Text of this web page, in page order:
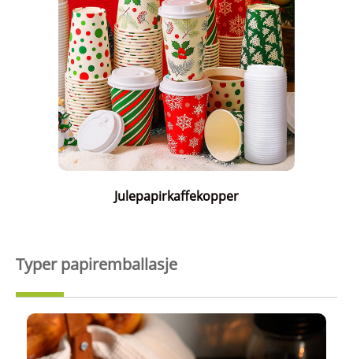
Julepapirkaffekopper
Typer papiremballasje